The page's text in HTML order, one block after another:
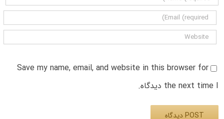
Save my name, email, and website in this browser for
the next time I دیدگاه.